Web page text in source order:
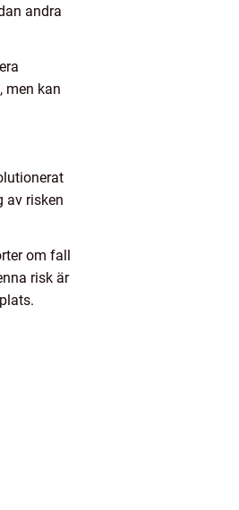
andra
men kan
av risken
om fall
risk är